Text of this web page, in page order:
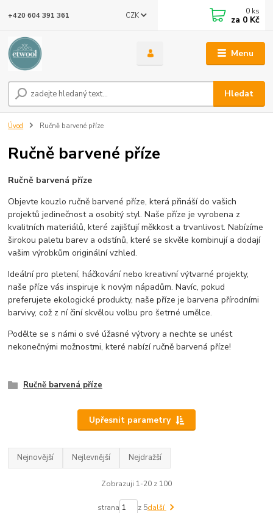
Menu
CZK
Hledat
+420 604 391 361 0 ks
za 0 Kč
Úvod Ručně barvené příze
Ručně barvené příze
Ručně barvená příze
Objevte kouzlo ručně barvené příze, která přináší do vašich
projektů jedinečnost a osobitý styl. Naše příze je vyrobena z
kvalitních materiálů, které zajišťují měkkost a trvanlivost. Nabízíme
širokou paletu barev a odstínů, které se skvěle kombinují a dodají
vašim výrobkům originální vzhled.
Ideální pro pletení, háčkování nebo kreativní výtvarné projekty,
naše příze vás inspiruje k novým nápadům. Navíc, pokud
preferujete ekologické produkty, naše příze je barvena přírodními
barvivy, což z ní činí skvělou volbu pro šetrné umělce.
Podělte se s námi o své úžasné výtvory a nechte se unést
nekonečnými možnostmi, které nabízí ručně barvená příze!
Ručně barvená příze
Upřesnit parametry
Nejnovější Nejlevnější Nejdražší
Zobrazuji 1-20 z 100
strana z 5další